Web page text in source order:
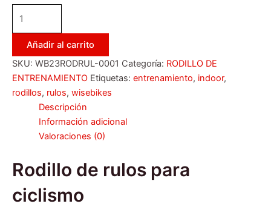
Añadir al carrito
SKU: WB23RODRUL-0001 Categoría: RODILLO DE
ENTRENAMIENTO Etiquetas: entrenamiento, indoor,
rodillos, rulos, wisebikes
Descripción
Información adicional
Valoraciones (0)
Rodillo de rulos para
ciclismo